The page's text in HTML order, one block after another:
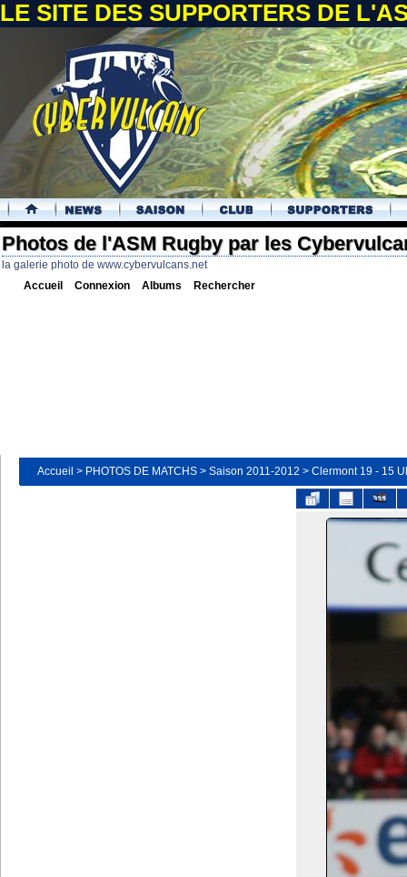
LE SITE DES SUPPORTERS DE
.
Photos de l'ASM Rugby par les
la galerie photo de www.cybervulcans.net
Accueil Connexion Albums Rechercher
Accueil > PHOTOS DE MATCHS > Saison 2011-2012 > Clermont 19 - 15